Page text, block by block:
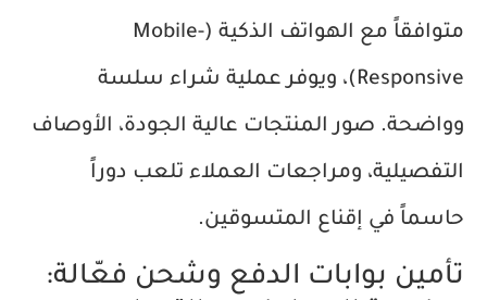
متوافقاً مع الهواتف الذكية (Mobile-
Responsive)، ويوفر عملية شراء سلسة
وواضحة. صور المنتجات عالية الجودة، الأوصاف
التفصيلية، ومراجعات العملاء تلعب دوراً
حاسماً في إقناع المتسوقين.
تأمين بوابات الدفع وشحن فعّالة: